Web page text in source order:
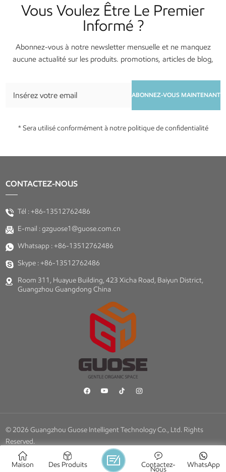
Vous Voulez Être Le Premier
Informé ?
Abonnez-vous à notre newsletter mensuelle et ne manquez
aucune actualité sur les produits. promotions, articles de blog,
ABONNEZ-VOUS MAINTENANT
* Sera utilisé conformément à notre politique de confidentialité
CONTACTEZ-NOUS
Tél :+86-13512762486
E-mail :gzguose1@guose.com.cn
Whatsapp :+86-13512762486
Skype :+86-13512762486
Room 311, Huayue Building, 423 Xicha Road, Baiyun District,
Guangzhou Guangdong China
© 2026 Guangzhou Guose Intelligent Technology Co., Ltd. Rights
Reserved.
Blog | Plan Du Site |
Politique De Confidentialité
Réseau IPv6 pris en charge
Maison Des Produits WhatsApp
Contactez-
Nous